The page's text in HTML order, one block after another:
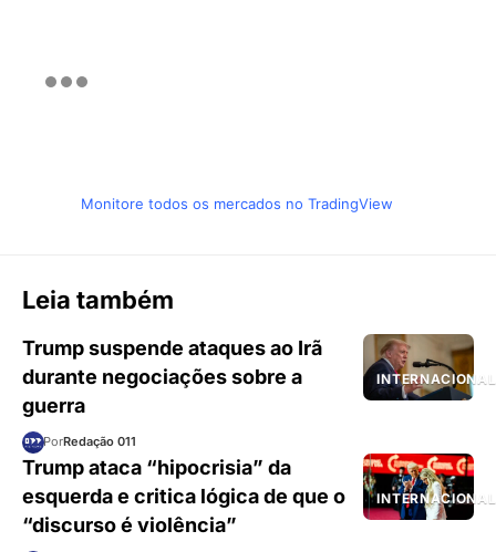
Monitore todos os mercados no TradingView
Leia também
INTERNACIONAL
Trump suspende ataques ao Irã
durante negociações sobre a
guerra
PorRedação 011
INTERNACIONAL
Trump ataca “hipocrisia” da
esquerda e critica lógica de que o
“discurso é violência”